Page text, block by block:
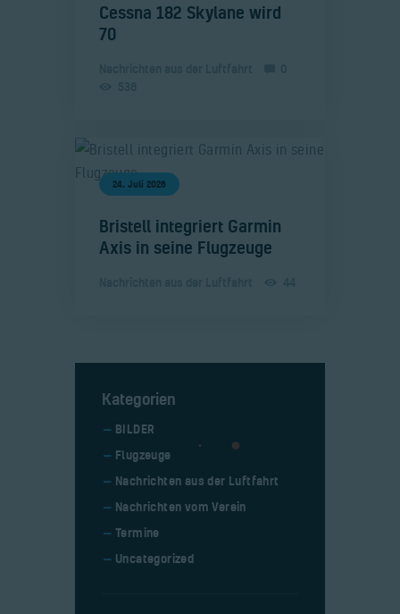
​Cessna 182 Skylane wird
70
24. Juli 2026
​Bristell integriert Garmin
Axis in seine Flugzeuge
Kategorien
BILDER
Flugzeuge
Nachrichten aus der Luftfahrt
Nachrichten vom Verein
Termine
Uncategorized